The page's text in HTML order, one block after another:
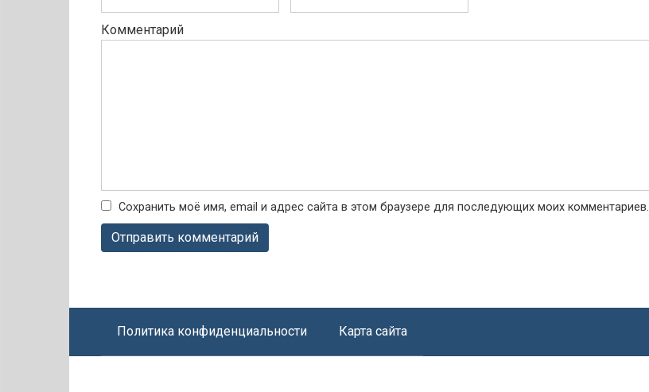
Комментарий
Сохранить моё имя, email и адрес сайта в этом браузере для последующих моих комментариев.
Политика конфиденциальности Карта сайта